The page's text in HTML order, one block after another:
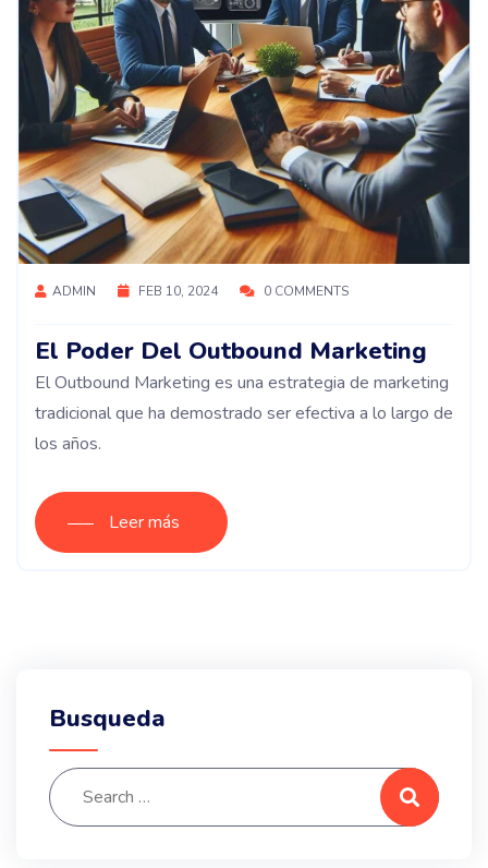
ADMIN FEB 10, 2024 0 COMMENTS
El Poder Del Outbound Marketing
El Outbound Marketing es una estrategia de marketing
tradicional que ha demostrado ser efectiva a lo largo de
los años.
Leer más
Busqueda
Search for:
Search